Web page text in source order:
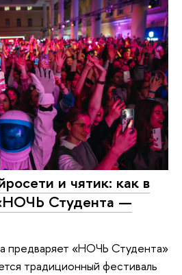
и чятик: как в
Студента —
предваряет «НОЧЬ Студента»
традиционный фестиваль